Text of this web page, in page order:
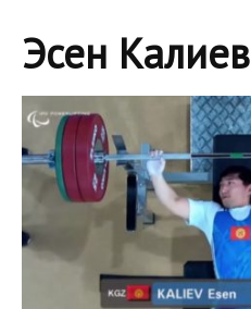
Эсен Калиев